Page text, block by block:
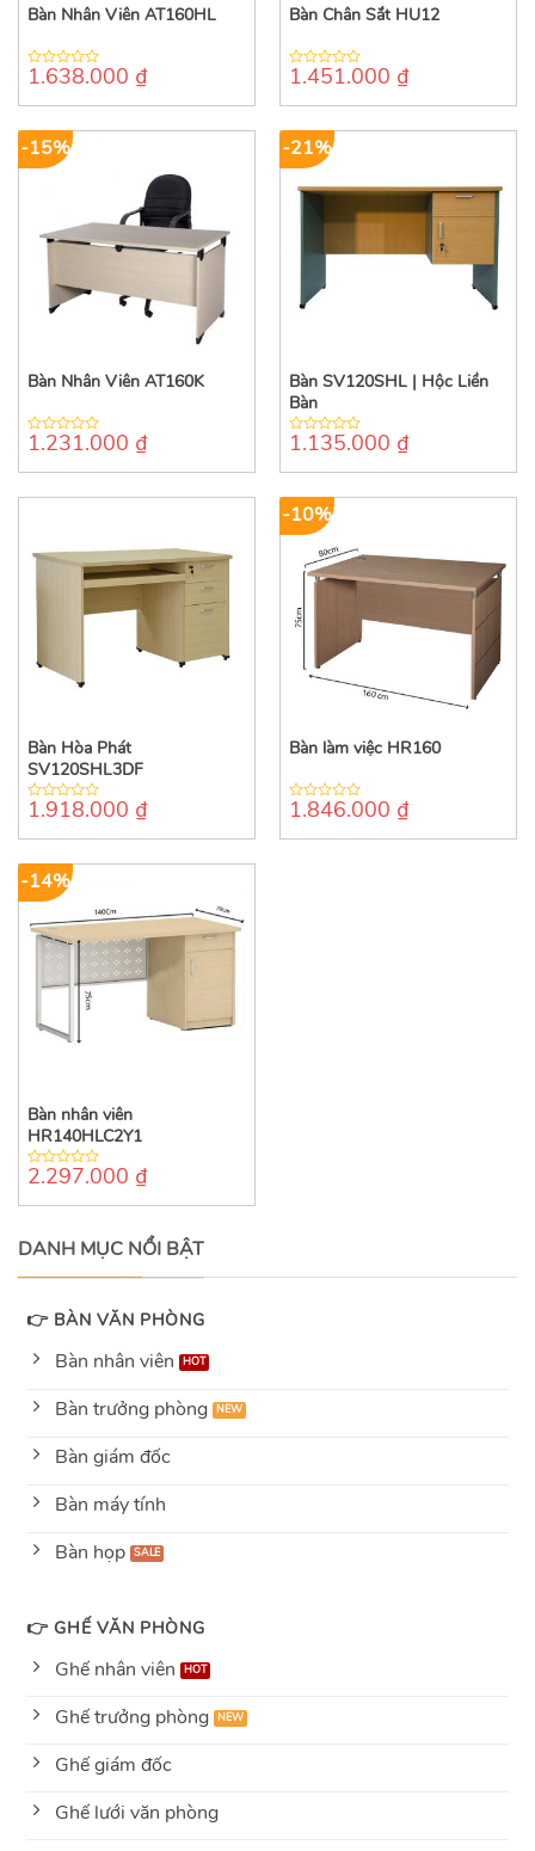
Bàn Nhân Viên AT160HL
0
of
1.638.000 ₫
Bàn Chân Sắt HU12
0
of
1.451.000 ₫
-15%
Bàn Nhân Viên AT160K
0
of
1.231.000 ₫
-21%
Bàn SV120SHL | Hộc Liền
Bàn
0
of
1.135.000 ₫
Bàn Hòa Phát
SV120SHL3DF
0
of
1.918.000 ₫
-10%
Bàn làm việc HR160
0
of
1.846.000 ₫
-14%
Bàn nhân viên
HR140HLC2Y1
0
of
2.297.000 ₫
DANH MỤC NỔI BẬT
👉 BÀN VĂN PHÒNG
Bàn nhân viên
Bàn trưởng phòng
Bàn giám đốc
Bàn máy tính
Bàn họp
👉 GHẾ VĂN PHÒNG
Ghế nhân viên
Ghế trưởng phòng
Ghế giám đốc
Ghế lưới văn phòng